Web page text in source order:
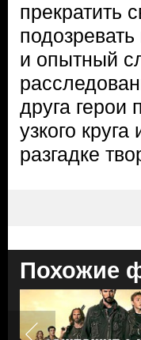
прекратить
и опытный
друга герои
узкого
разгадке
Похожие